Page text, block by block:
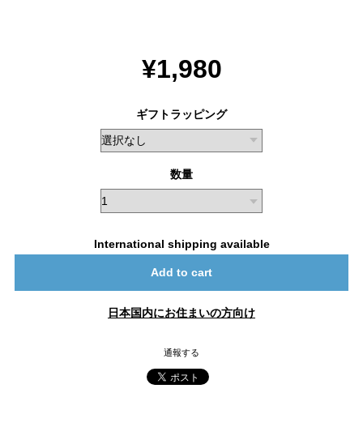
¥1,980
ギフトラッピング
数量
International shipping available
Add to cart
日本国内にお住まいの方向け
通報する